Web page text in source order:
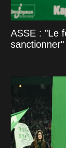
ASSE : "Le
sanctionner"